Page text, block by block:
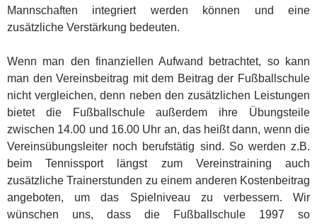
Mannschaften integriert werden können und eine
zusätzliche Verstärkung bedeuten.
Wenn man den finanziellen Aufwand betrachtet, so kann
man den Vereinsbeitrag mit dem Beitrag der Fußballschule
nicht vergleichen, denn neben den zusätzlichen Leistungen
bietet die Fußballschule außerdem ihre Übungsteile
zwischen 14.00 und 16.00 Uhr an, das heißt dann, wenn die
Vereinsübungsleiter noch berufstätig sind. So werden z.B.
beim Tennissport längst zum Vereinstraining auch
zusätzliche Trainerstunden zu einem anderen Kostenbeitrag
angeboten, um das Spielniveau zu verbessern. Wir
wünschen uns, dass die Fußballschule 1997 so